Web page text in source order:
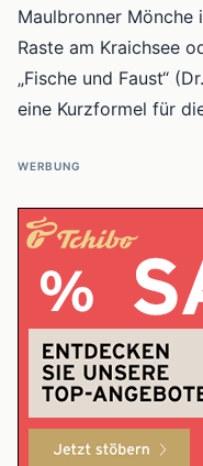
Maulbronner Mönche
Raste am Kraichsee
„Fische und Faust“
eine Kurzformel für
WERBUNG